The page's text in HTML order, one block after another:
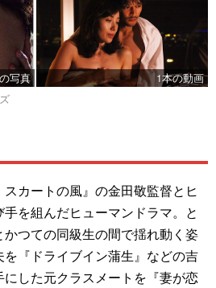
写真
1本の動画
カートの風』の金田敬監督とヒ
を組んだヒューマンドラマ。と
つての同級生の間で揺れ動く姿
『ドライブイン蒲生』などの吉
した元クラスメートを『妻が恋